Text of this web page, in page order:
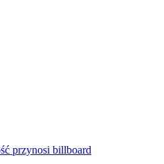
przynosi billboard